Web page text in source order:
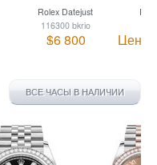
Rolex Datejust
116300 bkrio
$6 800 Цена
ВСЕ ЧАСЫ В НАЛИЧИИ